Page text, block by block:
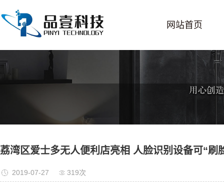
网站首页
荔湾区爱士多无人便利店亮相 人脸识别设备可“刷
2019-07-27 319次